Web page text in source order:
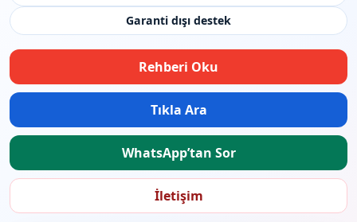
Garanti dışı destek
Rehberi Oku
Tıkla Ara
WhatsApp’tan Sor
İletişim